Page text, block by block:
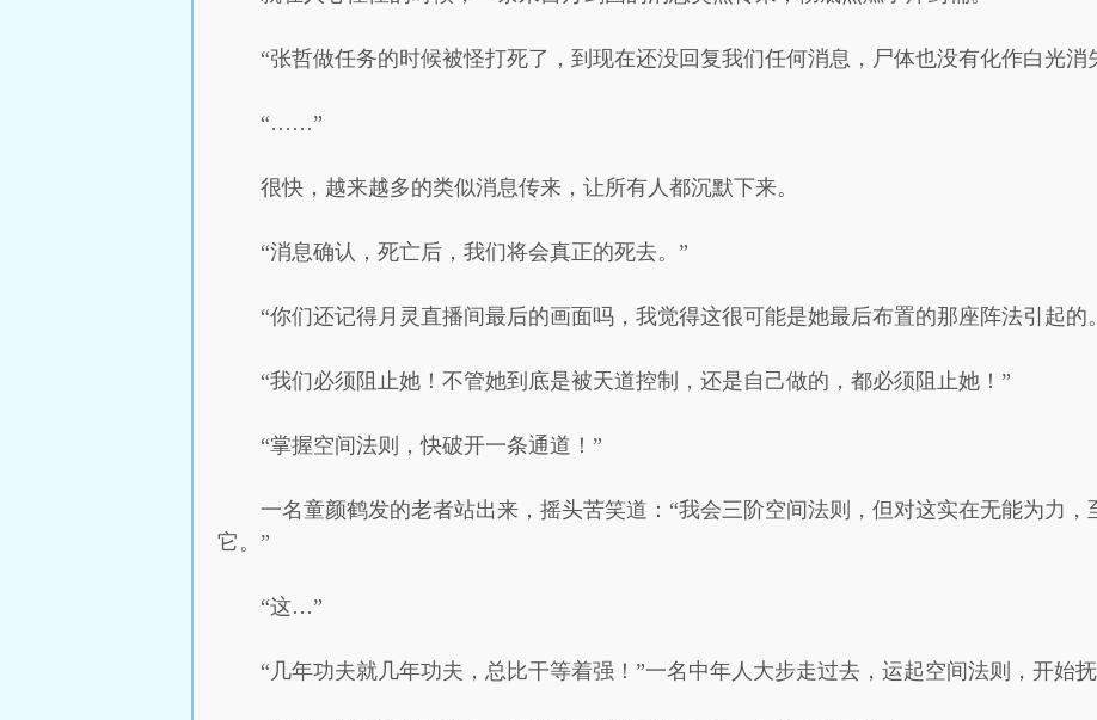
“张哲做任务的时候被怪打死了，到现在还没回复我们任何消息，尸体也没有化作白光消
“……”
很快，越来越多的类似消息传来，让所有人都沉默下来。
“消息确认，死亡后，我们将会真正的死去。”
“你们还记得月灵直播间最后的画面吗，我觉得这很可能是她最后布置的那座阵法引起的
“我们必须阻止她！不管她到底是被天道控制，还是自己做的，都必须阻止她！”
“掌握空间法则，快破开一条通道！”
一名童颜鹤发的老者站出来，摇头苦笑道：“我会三阶空间法则，但对这实在无能为力
它。”
“这…”
“几年功夫就几年功夫，总比干等着强！”一名中年人大步走过去，运起空间法则，开始抚